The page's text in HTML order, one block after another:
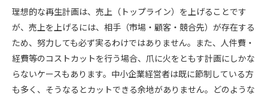
理想的な再生計画は、売上（トップライン）を上げることです
が、売上を上げるには、相手（市場・顧客・競合先）が存在する
ため、努力しても必ず実るわけではありません。また、人件費・
経費等のコストカットを行う場合、爪に火をともす計画にしかな
らないケースもあります。中小企業経営者は既に節制している方
も多く、そうなるとカットできる余地がありません。どのような